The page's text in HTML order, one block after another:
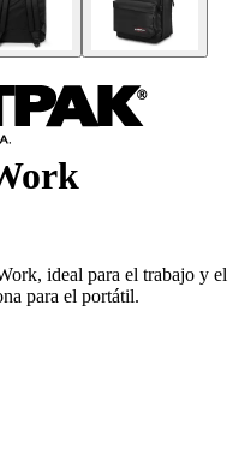
ideal para el trabajo y el
para el portátil.